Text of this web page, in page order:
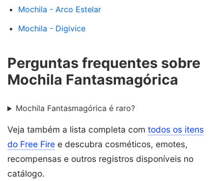
Mochila - Arco Estelar
Mochila - Digivice
Perguntas frequentes sobre
Mochila Fantasmagórica
Mochila Fantasmagórica é raro?
Veja também a lista completa com todos os itens
do Free Fire e descubra cosméticos, emotes,
recompensas e outros registros disponíveis no
catálogo.